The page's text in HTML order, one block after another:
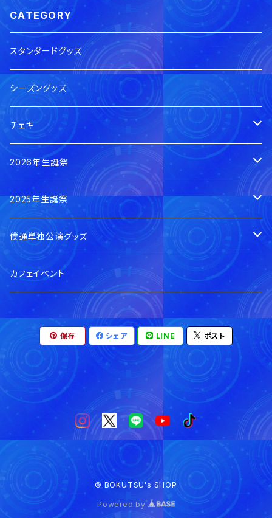
CATEGORY
スタンダードグッズ
シーズングッズ
チェキ
本日のチェキ
郵送
手渡し
0の日私服チェキ
郵送
手渡し
2026年生誕祭
賀茂さゆ生誕祭2026
郵送
手渡し
蓮水ゆう生誕祭2026
郵送
2025年生誕祭
賀茂さゆ生誕祭2025
郵送
蓮水ゆう生誕祭2025
陽凪みお生誕祭2025
手渡し
来玲町しあり生誕祭2025
郵送
手渡し
夜桜りむ生誕祭2025
僕通単独公演グッズ
当日手渡し分
郵送分
カフェイベント
保存 シェア LINE ポスト
© BOKUTSU's SHOP
Powered by